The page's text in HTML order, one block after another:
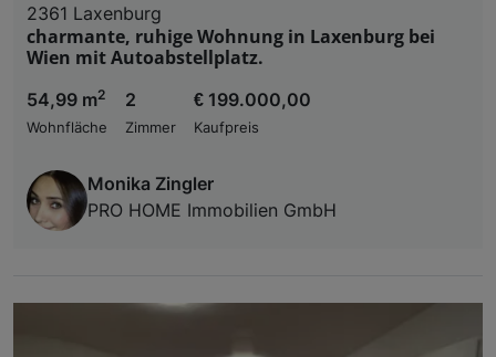
2361 Laxenburg
charmante, ruhige Wohnung in Laxenburg bei
Wien mit Autoabstellplatz.
54,99 m2
Wohnfläche
2
Zimmer
€ 199.000,00
Kaufpreis
Monika Zingler
PRO HOME Immobilien GmbH